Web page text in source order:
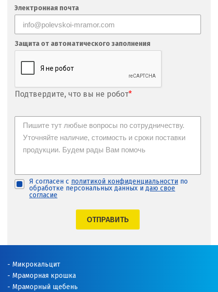
Х
Хабаровск
Ханты-Мансийск
Химки
Чебаркуль
Челябинск
Чехов
Чита
Электросталь
Электронная почта
Защита от автоматического заполнения
Подтвердите, что вы не робот*
Я согласен с политикой конфиденциальности по
обработке персональных данных и даю свое
согласие
ОТПРАВИТЬ
Микрокальцит
Мраморная крошка
Мраморный щебень